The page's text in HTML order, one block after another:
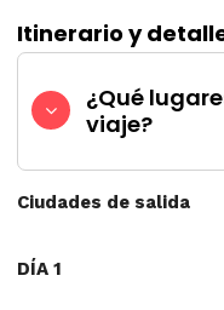
Itinerario y
¿Qué
viaje?
Ciudades de salida
DÍA 1